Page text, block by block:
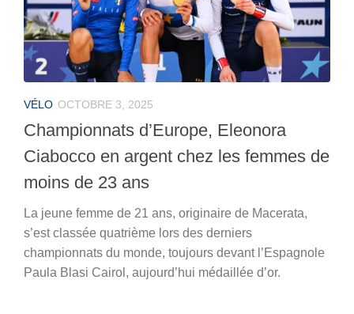
VÉLO OCTOBRE 3, 2025
Championnats d’Europe, Eleonora
Ciabocco en argent chez les femmes de
moins de 23 ans
La jeune femme de 21 ans, originaire de Macerata,
s’est classée quatrième lors des derniers
championnats du monde, toujours devant l’Espagnole
Paula Blasi Cairol, aujourd’hui médaillée d’or.